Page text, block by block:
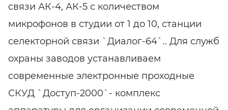
связи АК-4, АК-5 с количеством
микрофонов в студии от 1 до 10, станции
селекторной связи `Диалог-64`.. Для служб
охраны заводов устанавливаем
современные электронные проходные
СКУД `Доступ-2000`- комплекс